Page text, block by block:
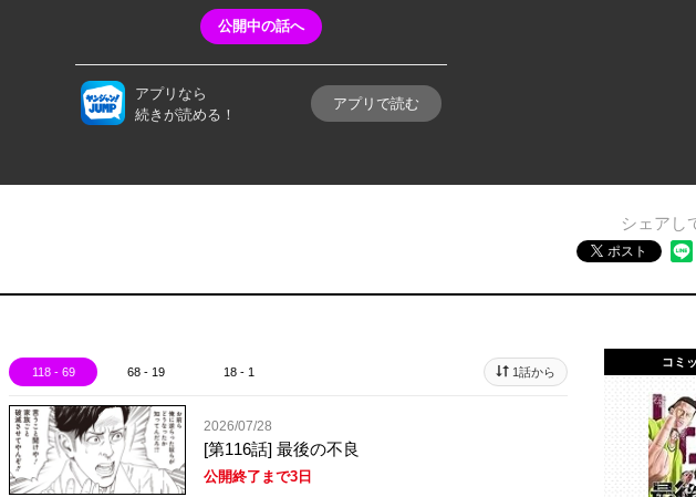
公開中の話へ
アプリなら
続きが読める！
アプリで読む
シェアし
ポスト
118 - 69 68 - 19 18 - 1 1話から
2026/07/28
[第116話] 最後の不良
公開終了まで3日
コミ